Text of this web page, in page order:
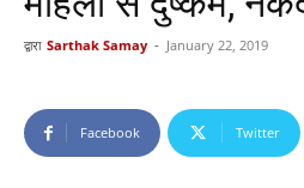
द्वारा Sarthak Samay - January 22, 2019
Facebook Twitter